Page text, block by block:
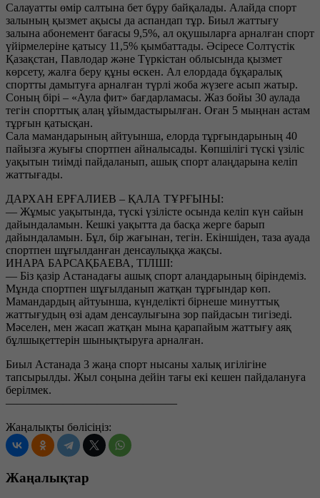
Салауатты өмір салтына бет бұру байқалады. Алайда спорт
залының қызмет ақысы да аспандап тұр. Биыл жаттығу
залына абонемент бағасы 9,5%, ал оқушыларға арналған спорт
үйірмелеріне қатысу 11,5% қымбаттады. Әсіресе Солтүстік
Қазақстан, Павлодар және Түркістан облысында қызмет
көрсету, жалға беру құны өскен. Ал елордада бұқаралық
спортты дамытуға арналған түрлі жоба жүзеге асып жатыр.
Соның бірі – «Аула фит» бағдарламасы. Жаз бойы 30 аулада
тегін спорттық алаң ұйымдастырылған. Оған 5 мыңнан астам
тұрғын қатысқан.
Сала мамандарының айтуынша, елорда тұрғындарының 40
пайызға жуығы спортпен айналысады. Көпшілігі түскі үзіліс
уақытын тиімді пайдаланып, ашық спорт алаңдарына келіп
жаттығады.
ДАРХАН ЕРҒАЛИЕВ – ҚАЛА ТҰРҒЫНЫ:
— Жұмыс уақытында, түскі үзілісте осында келіп күн сайын
дайындаламын. Кешкі уақытта да басқа жерге барып
дайындаламын. Бұл, бір жағынан, тегін. Екіншіден, таза ауада
спортпен шұғылданған денсаулыққа жақсы.
ИНАРА БАРСАҚБАЕВА, ТІЛШІ:
— Біз қазір Астанадағы ашық спорт алаңдарының біріндеміз.
Мұнда спортпен шұғылданып жатқан тұрғындар көп.
Мамандардың айтуынша, күнделікті бірнеше минуттық
жаттығудың өзі адам денсаулығына зор пайдасын тигізеді.
Мәселен, мен жасап жатқан мына қарапайым жаттығу аяқ
бұлшықеттерін шынықтыруға арналған.
Биыл Астанада 3 жаңа спорт нысаны халық игілігіне
тапсырылды. Жыл соңына дейін тағы екі кешен пайдалануға
берілмек.
———————————————
Жаңалықты бөлісіңіз:
Жаңалықтар